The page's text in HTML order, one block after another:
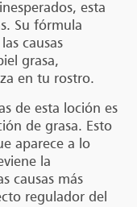
esta
Su fórmula
causas
grasa,
en tu rostro.
de esta loción es
de grasa. Esto
aparece a lo
la
causas más
regulador del